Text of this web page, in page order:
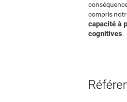
compris
capacité à
cognitives.